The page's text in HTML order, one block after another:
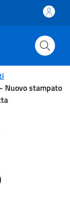
Nuovo stampato